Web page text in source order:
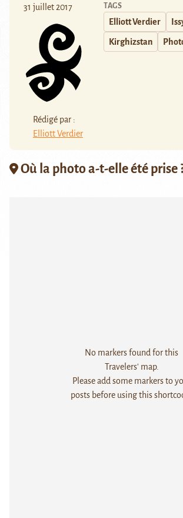
31 juillet 2017
Rédigé par :
Elliott Verdier
TAGS
Elliott Verdier
Kirghizstan
Où la photo a-t-elle été prise
No markers found for this
Travelers' map.
Please add some markers to
posts before using this